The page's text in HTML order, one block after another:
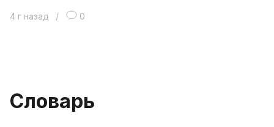
4 г назад / 0
Словарь